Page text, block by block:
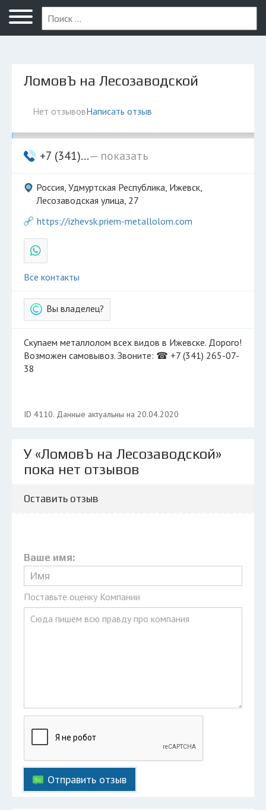
Ижевск
ЛомовЪ на Лесозаводской
Нет отзывовНаписать отзыв
+7 (341)...— показать
Россия, Удмуртская Республика, Ижевск,
Лесозаводская улица, 27
https://izhevsk.priem-metallolom.com
Все контакты
Вы владелец?
Скупаем металлолом всех видов в Ижевске. Дорого!
Возможен самовывоз. Звоните: ☎ +7 (341) 265-07-
38
ID 4110. Данные актуальны на 20.04.2020
У «ЛомовЪ на Лесозаводской»
пока нет отзывов
Оставить отзыв
Ваше имя:
Поставьте оценку Компании
Отправить отзыв